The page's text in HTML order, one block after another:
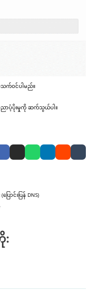
သက်ဝင်ပါမည်။
ညာပံ့ပိုးမှုကို ဆက်သွယ်ပါ။
ာင်းပြန် DNS)
: